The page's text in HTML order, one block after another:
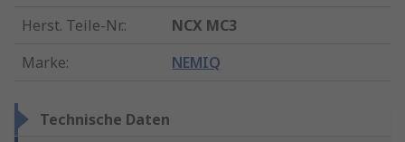
Herst. Teile-Nr.:
NCX MC3
Marke: NEMIQ
Technische Daten